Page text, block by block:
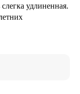
удлиненная.